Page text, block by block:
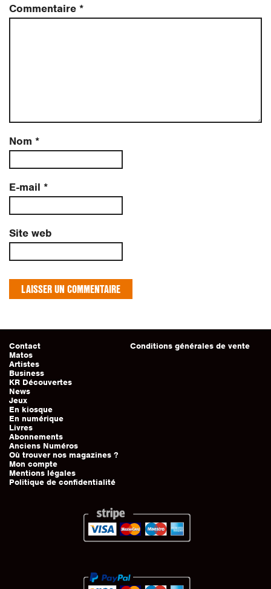
Commentaire *
Nom *
E-mail *
Site web
Contact
Matos
Artistes
Business
KR Découvertes
News
Jeux
En kiosque
En numérique
Livres
Abonnements
Anciens Numéros
Où trouver nos magazines ?
Mon compte
Mentions légales
Politique de confidentialité
Conditions générales de vente